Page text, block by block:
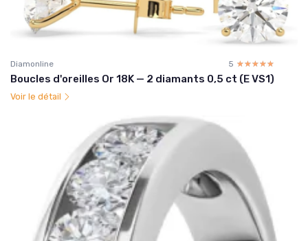
Diamonline 5 ☆☆☆☆☆
★★★★★
Boucles d'oreilles Or 18K — 2 diamants 0,5 ct (E VS1)
Voir le détail